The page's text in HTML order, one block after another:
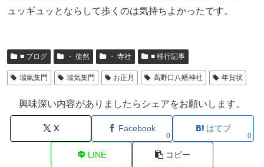
ュッギュッとならして歩くのは気持ちよかったです。
■ ブログ ・ 徒然 ・ 寺社 ■ 移行記事
瑞氣集門 瑞気集門 お正月 高野口八幡神社 年賀状
興味深い内容がありましたらシェアをお願いします。
X Facebook
0
はてブ
0
LINE コピー